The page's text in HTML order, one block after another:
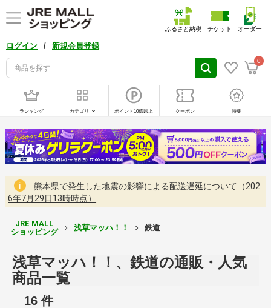
ログイン / 新規会員登録
0
ふるさと納税 チケット オーダー
ランキング カテゴリ ポイント10倍以上 クーポン 特集
熊本県で発生した地震の影響による配送遅延について（202
6年7月29日13時時点）
JRE MALL
ショッピング
浅草マッハ！！ 鉄道
浅草マッハ！！、鉄道の通販・人気
商品一覧
16 件